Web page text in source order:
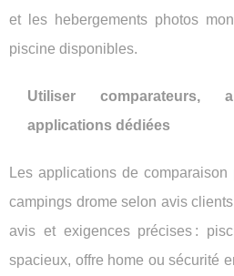
et les hebergements photos
piscine disponibles.
Utiliser
applications dédiées
Les applications de
campings drome selon avis
avis et exigences précises :
spacieux, offre home ou sécurité